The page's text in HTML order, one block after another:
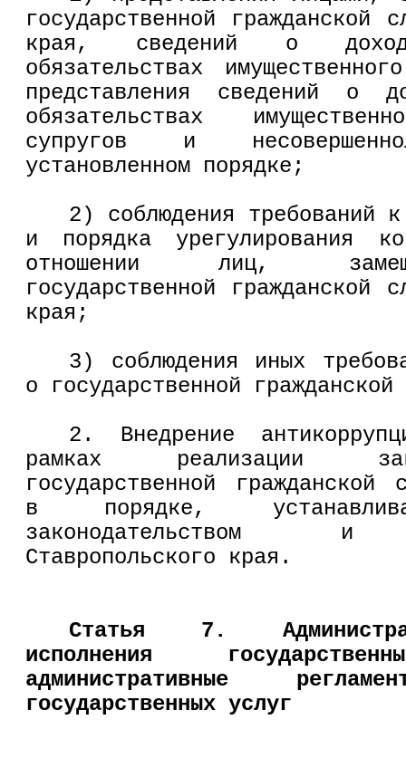
государственной гражданской
края, сведений о
обязательствах
представления сведений о
обязательствах
супругов и
установленном порядке;
2) соблюдения требований
и порядка урегулирования
отношении лиц,
государственной гражданской
края;
3) соблюдения иных
о государственной
2. Внедрение
рамках реализации
государственной гражданской
в порядке,
законодательством и
Ставропольского края.
Статья 7.
исполнения
административные
государственных услуг